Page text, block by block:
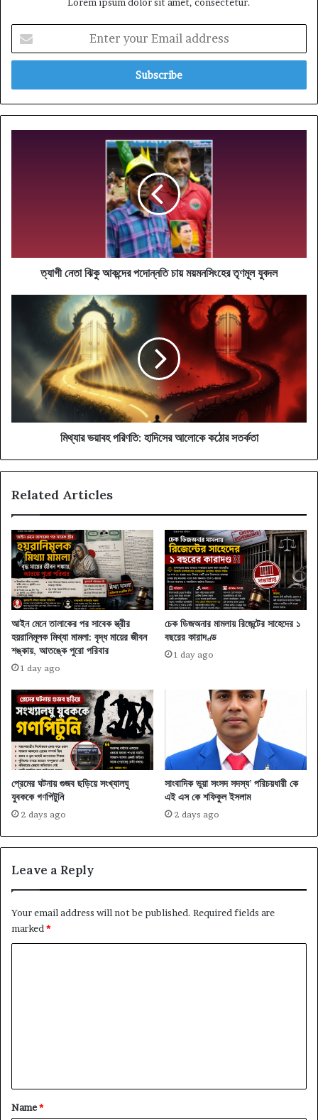
your
Email
যুবদল
ত্যাগী নেতা ঝিকু আকন্দের পদোন্নতি চায় ময়মনসিংহের তৃণমূল যুবদল
হাদিসের
কঠোর
সতর্কতা
মিথ্যার ভয়াবহ পরিণতি: হাদিসের আলোকে কঠোর সতর্কতা
Related Articles
আইন মেনে তালাকের পর সাবেক স্ত্রীর
হয়রানিমূলক মিথ্যা মামলা: বৃদ্ধ মায়ের জীবন
শঙ্কায়, আতঙ্কে পুরো পরিবার
1 day ago
চেক ডিজঅনার মামলায় রিজেন্টের সাহেদের ১
বছরের কারাদণ্ড
1 day ago
প্রেমের ঘটনায় গুজব ছড়িয়ে সংখ্যালঘু
যুবককে গণপিটুনি
2 days ago
সাংবাদিক ভুয়া সংসদ সদস্য’ পরিচয়ধারী কে
এই এস কে শফিকুল ইসলাম
2 days ago
Leave a Reply
Your email address will not be published. Required fields are
marked *
*
Name*